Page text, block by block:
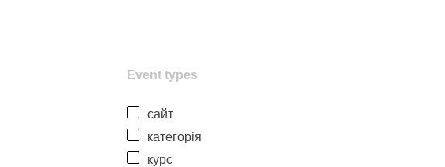
Event types
сайт
категорія
курс